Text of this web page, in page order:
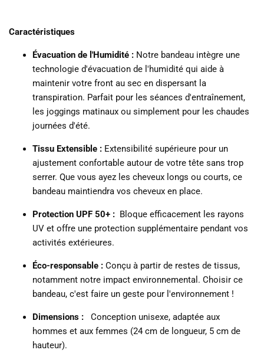
Caractéristiques
Évacuation de l'Humidité : Notre bandeau intègre une
technologie d'évacuation de l'humidité qui aide à
maintenir votre front au sec en dispersant la
transpiration. Parfait pour les séances d'entraînement,
les joggings matinaux ou simplement pour les chaudes
journées d'été.
Tissu Extensible : Extensibilité supérieure pour un
ajustement confortable autour de votre tête sans trop
serrer. Que vous ayez les cheveux longs ou courts, ce
bandeau maintiendra vos cheveux en place.
Protection UPF 50+ : Bloque efficacement les rayons
UV et offre une protection supplémentaire pendant vos
activités extérieures.
Éco-responsable : Conçu à partir de restes de tissus,
notamment notre impact environnemental. Choisir ce
bandeau, c'est faire un geste pour l'environnement !
Dimensions :
Conception unisexe, adaptée aux
hommes et aux femmes (24 cm de longueur, 5 cm de
hauteur).